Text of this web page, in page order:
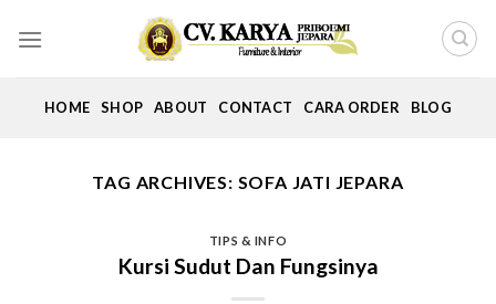
HOME SHOP ABOUT CONTACT CARA ORDER BLOG
TAG ARCHIVES: SOFA JATI JEPARA
TIPS & INFO
Kursi Sudut Dan Fungsinya